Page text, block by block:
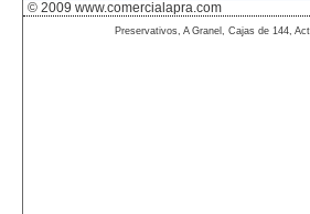
© 2009 www.comercialapra.com
Preservativos, A Granel, Cajas de 144,